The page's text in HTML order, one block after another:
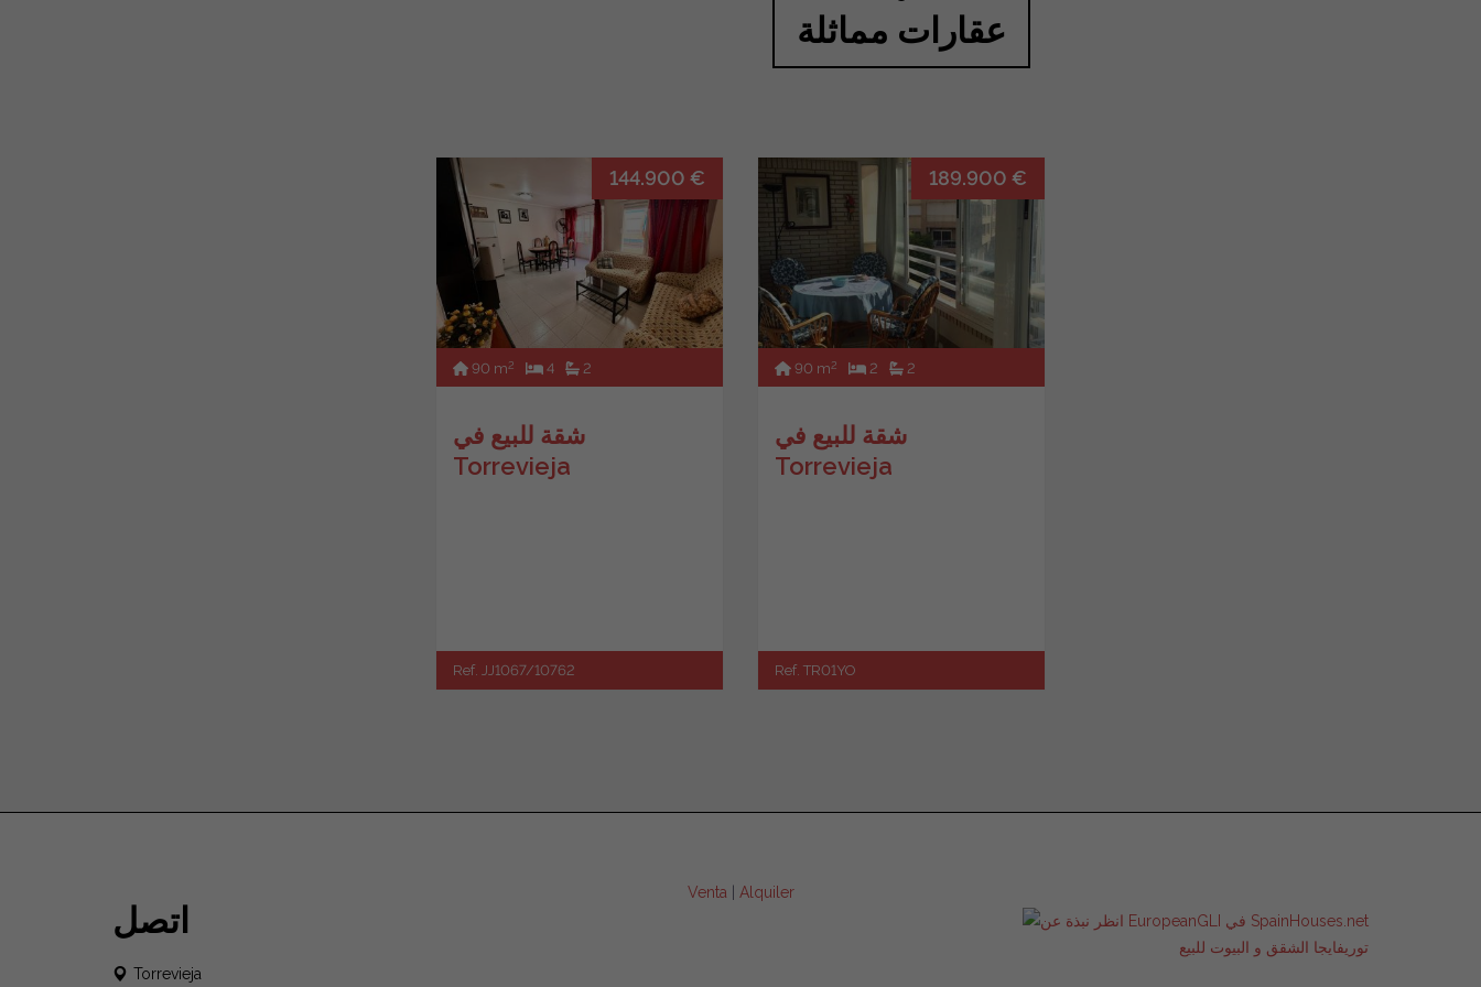
عقارات مماثلة
144.900 €
90 m2 4 2
شقة للبيع في
Torrevieja
Ref. JJ1067/10762
189.900 €
90 m2 2 2
شقة للبيع في
Torrevieja
Ref. TR01YO
اتصل
Torrevieja
Venta| Alquiler
توريفايجا الشقق و البيوت للبيع